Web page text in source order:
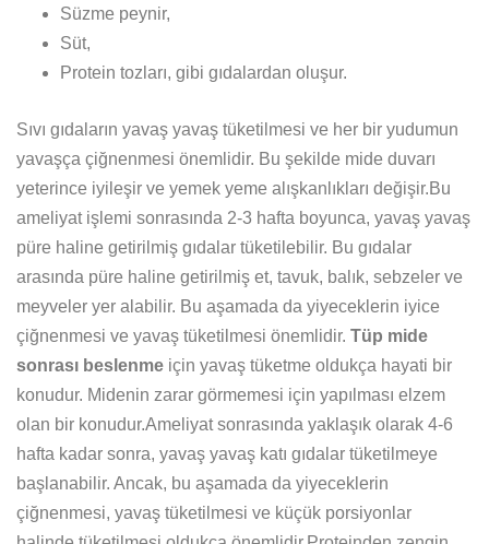
Süzme peynir,
Süt,
Protein tozları, gibi gıdalardan oluşur.
Sıvı gıdaların yavaş yavaş tüketilmesi ve her bir yudumun
yavaşça çiğnenmesi önemlidir. Bu şekilde mide duvarı
yeterince iyileşir ve yemek yeme alışkanlıkları değişir.Bu
ameliyat işlemi sonrasında 2-3 hafta boyunca, yavaş yavaş
püre haline getirilmiş gıdalar tüketilebilir. Bu gıdalar
arasında püre haline getirilmiş et, tavuk, balık, sebzeler ve
meyveler yer alabilir. Bu aşamada da yiyeceklerin iyice
çiğnenmesi ve yavaş tüketilmesi önemlidir. Tüp mide
sonrası beslenme için yavaş tüketme oldukça hayati bir
konudur. Midenin zarar görmemesi için yapılması elzem
olan bir konudur.Ameliyat sonrasında yaklaşık olarak 4-6
hafta kadar sonra, yavaş yavaş katı gıdalar tüketilmeye
başlanabilir. Ancak, bu aşamada da yiyeceklerin
çiğnenmesi, yavaş tüketilmesi ve küçük porsiyonlar